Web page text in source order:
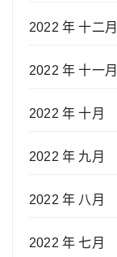
2022 年 十二月
2022 年 十一月
2022 年 十月
2022 年 九月
2022 年 八月
2022 年 七月